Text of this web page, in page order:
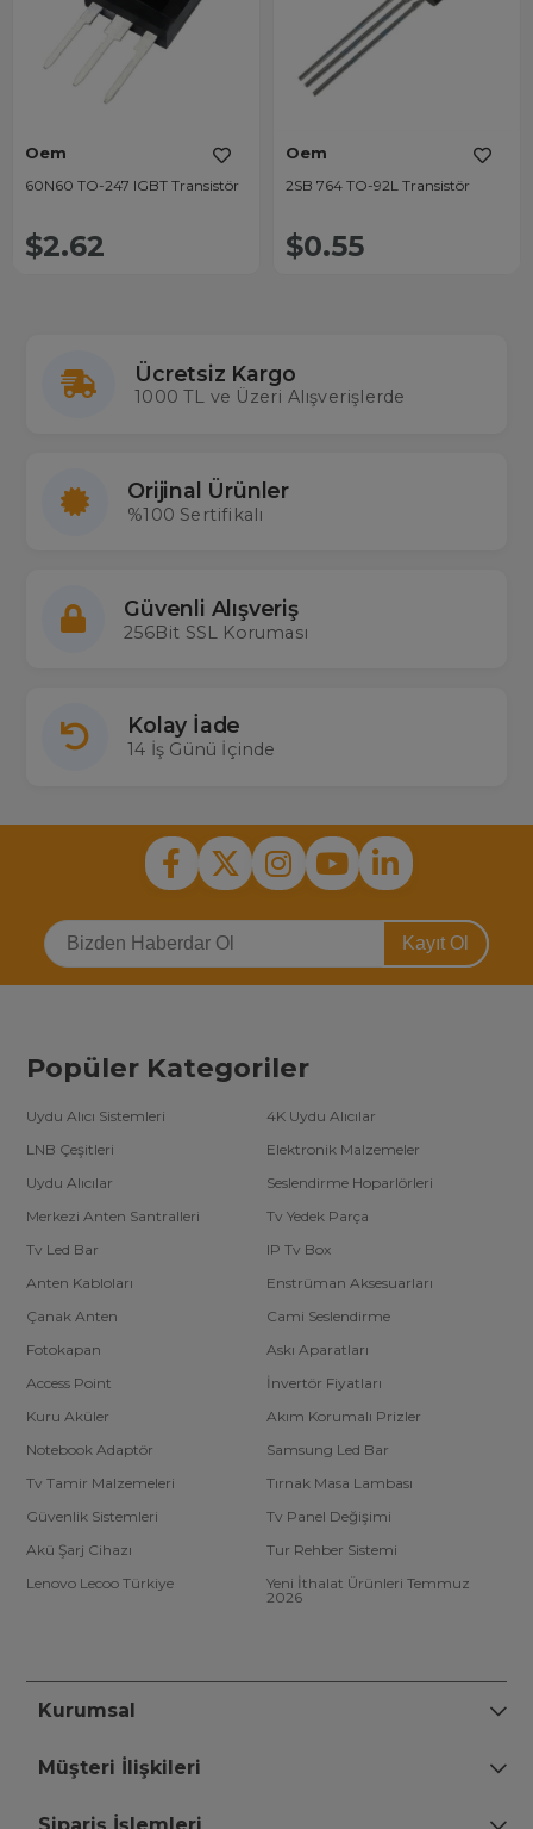
Oem
60N60 TO-247 IGBT Transistör
$2.62
Oem
2SB 764 TO-92L Transistör
$0.55
Ücretsiz Kargo
1000 TL ve Üzeri Alışverişlerde
Orijinal Ürünler
%100 Sertifikalı
Güvenli Alışveriş
256Bit SSL Koruması
Kolay İade
14 İş Günü İçinde
Kayıt Ol
Popüler Kategoriler
Uydu Alıcı Sistemleri
4K Uydu Alıcılar
LNB Çeşitleri
Elektronik Malzemeler
Uydu Alıcılar
Seslendirme Hoparlörleri
Merkezi Anten Santralleri
Tv Yedek Parça
Tv Led Bar
IP Tv Box
Anten Kabloları
Enstrüman Aksesuarları
Çanak Anten
Cami Seslendirme
Fotokapan
Askı Aparatları
Access Point
İnvertör Fiyatları
Kuru Aküler
Akım Korumalı Prizler
Notebook Adaptör
Samsung Led Bar
Tv Tamir Malzemeleri
Tırnak Masa Lambası
Güvenlik Sistemleri
Tv Panel Değişimi
Akü Şarj Cihazı
Tur Rehber Sistemi
Lenovo Lecoo Türkiye
Yeni İthalat Ürünleri Temmuz
2026
Kurumsal
Müşteri İlişkileri
Sipariş İşlemleri